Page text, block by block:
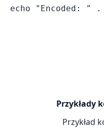
Przykłady
Przykład